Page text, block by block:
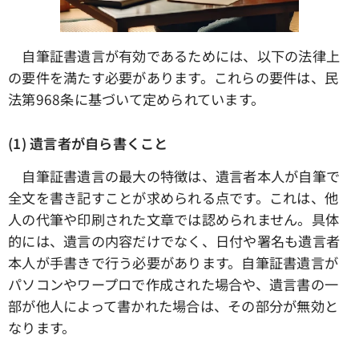
自筆証書遺言が有効であるためには、以下の法律上
の要件を満たす必要があります。これらの要件は、民
法第968条に基づいて定められています。
(1) 遺言者が自ら書くこと
自筆証書遺言の最大の特徴は、遺言者本人が自筆で
全文を書き記すことが求められる点です。これは、他
人の代筆や印刷された文章では認められません。具体
的には、遺言の内容だけでなく、日付や署名も遺言者
本人が手書きで行う必要があります。自筆証書遺言が
パソコンやワープロで作成された場合や、遺言書の一
部が他人によって書かれた場合は、その部分が無効と
なります。